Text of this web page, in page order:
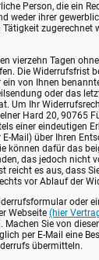
Person, die ein
weder ihrer
zugerechnet
vierzehn Tagen
Die Widerrufsfrist
ein von Ihnen
oder das
Um Ihr
Hard 20, 90765
einer eindeutigen
Mail) über Ihren
können dafür das
das jedoch nicht
reicht es aus, dass
vor Ablauf der
oder
Webseite (hier
Sie von
per E-Mail eine
übermitteln.